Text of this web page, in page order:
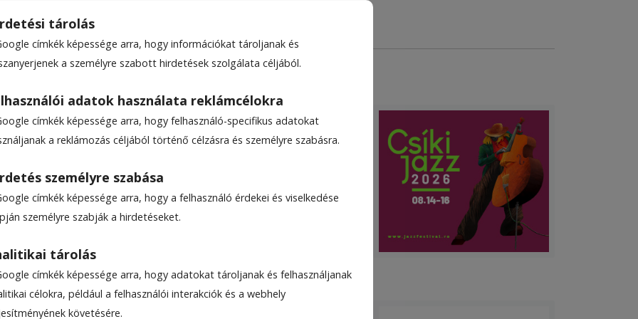
tárolás
címkék képessége arra, hogy információkat tároljanak és
a személyre szabott hirdetések szolgálata céljából.
adatok használata reklámcélokra
címkék képessége arra, hogy felhasználó-specifikus adatokat
a reklámozás céljából történő célzásra és személyre szabásra.
személyre szabása
címkék képessége arra, hogy a felhasználó érdekei és viselkedése
személyre szabják a hirdetéseket.
tárolás
címkék képessége arra, hogy adatokat tároljanak és felhasználjanak
célokra, például a felhasználói interakciók és a webhely
követésére.
köszöntötték